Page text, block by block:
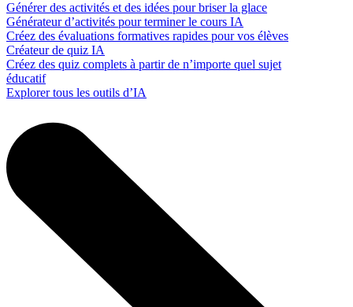
Générer des activités et des idées pour briser la glace
Générateur d’activités pour terminer le cours IA
Créez des évaluations formatives rapides pour vos élèves
Créateur de quiz IA
Créez des quiz complets à partir de n’importe quel sujet
éducatif
Explorer tous les outils d’IA